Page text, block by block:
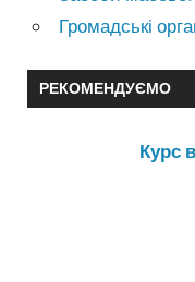
Громадські
РЕКОМЕНДУЄМО
Курс